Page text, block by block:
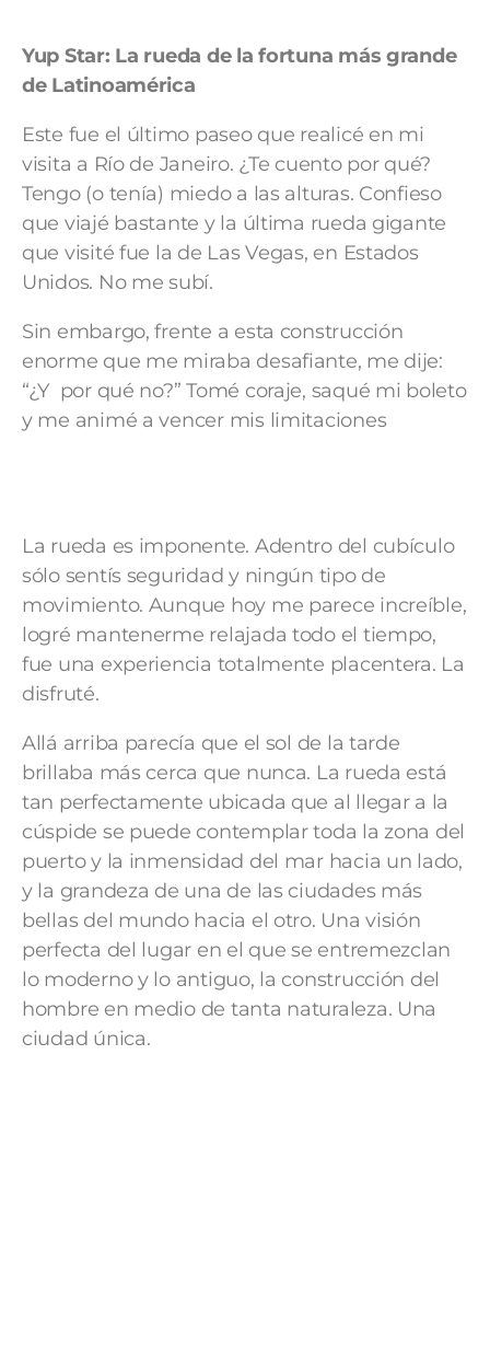
Yup Star: La rueda de la fortuna más grande
de Latinoamérica
Este fue el último paseo que realicé en mi
visita a Río de Janeiro. ¿Te cuento por qué?
Tengo (o tenía) miedo a las alturas. Confieso
que viajé bastante y la última rueda gigante
que visité fue la de Las Vegas, en Estados
Unidos. No me subí.
Sin embargo, frente a esta construcción
enorme que me miraba desafiante, me dije:
“¿Y por qué no?” Tomé coraje, saqué mi boleto
y me animé a vencer mis limitaciones
La rueda es imponente. Adentro del cubículo
sólo sentís seguridad y ningún tipo de
movimiento. Aunque hoy me parece increíble,
logré mantenerme relajada todo el tiempo,
fue una experiencia totalmente placentera. La
disfruté.
Allá arriba parecía que el sol de la tarde
brillaba más cerca que nunca. La rueda está
tan perfectamente ubicada que al llegar a la
cúspide se puede contemplar toda la zona del
puerto y la inmensidad del mar hacia un lado,
y la grandeza de una de las ciudades más
bellas del mundo hacia el otro. Una visión
perfecta del lugar en el que se entremezclan
lo moderno y lo antiguo, la construcción del
hombre en medio de tanta naturaleza. Una
ciudad única.